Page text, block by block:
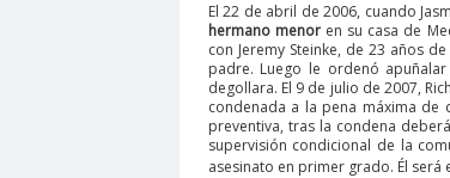
El 22 de abril de 2006, cuando
hermano menoren su casa de
con Jeremy Steinke, de 23 años
padre. Luego le ordenó
degollara. El 9 de julio de 2007,
condenada a la pena máxima de
preventiva, tras la condena
supervisión condicional de la
asesinato en primer grado. Él